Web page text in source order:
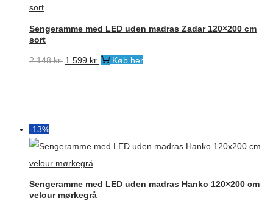
Sengeramme med LED uden madras Zadar 120×200 cm
sort
2.148kr. Den
1.599 kr. DenKøb her
-13%
Sengeramme med LED uden madras Hanko 120×200 cm
velour mørkegrå